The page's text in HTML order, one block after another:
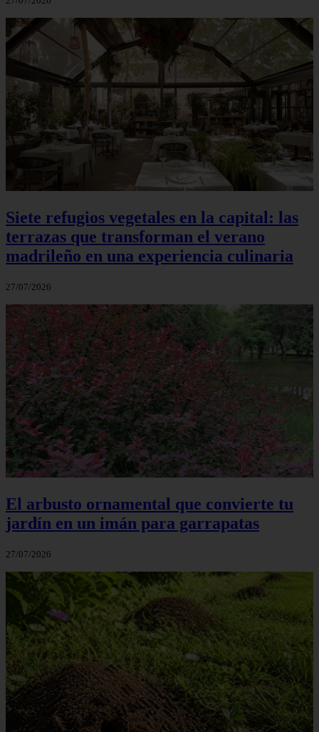
Siete refugios vegetales en la capital: las
terrazas que transforman el verano
madrileño en una experiencia culinaria
27/07/2026
El arbusto ornamental que convierte tu
jardín en un imán para garrapatas
27/07/2026